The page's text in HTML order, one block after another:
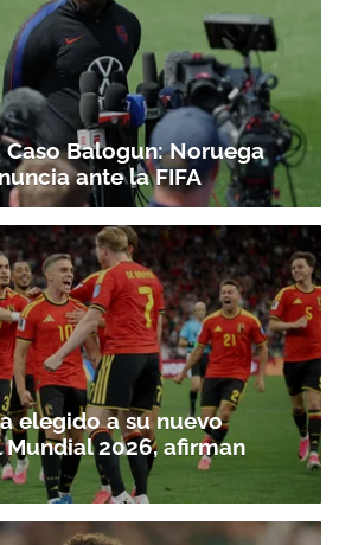
Balogun: Noruega
ante la FIFA
elegido a su nuevo
2026, afirman